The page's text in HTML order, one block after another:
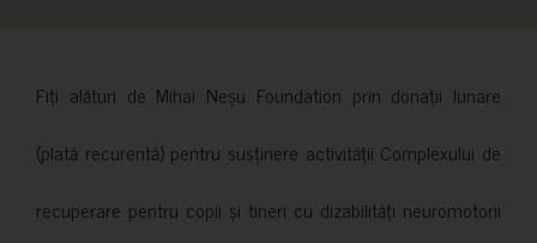
Fiți alături de Mihai Neșu Foundation prin donații lunare
(plată recurentă) pentru susținere activității Complexului de
recuperare pentru copii și tineri cu dizabilități neuromotorii